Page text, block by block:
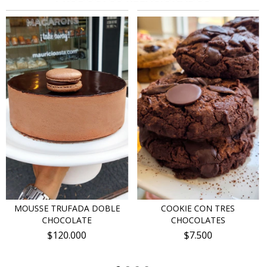
MOUSSE TRUFADA DOBLE
CHOCOLATE
$120.000
COOKIE CON TRES
CHOCOLATES
$7.500